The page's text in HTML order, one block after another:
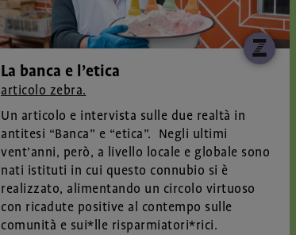
La banca e l’etica
articolo zebra.
Un articolo e intervista sulle due realtà in
antitesi “Banca” e “etica”. Negli ultimi
vent’anni, però, a livello locale e globale sono
nati istituti in cui questo connubio si è
realizzato, alimentando un circolo virtuoso
con ricadute positive al contempo sulle
comunità e sui*lle risparmiatori*rici.